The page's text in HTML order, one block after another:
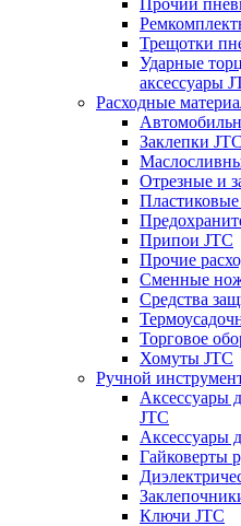
Трещотки
Ударные
аксессуары
Расходные
Заклепки JTC
Отрезные и
Припои JTC
Прочие
Сменные
Средства
Торговое
Хомуты JTC
Ручной
Аксессуары
JTC
Аксессуары
Гайковерты
Ключи JTC